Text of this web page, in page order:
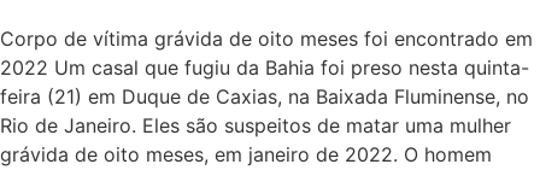
Corpo de vítima grávida de oito meses foi encontrado em
2022 Um casal que fugiu da Bahia foi preso nesta quinta-
feira (21) em Duque de Caxias, na Baixada Fluminense, no
Rio de Janeiro. Eles são suspeitos de matar uma mulher
grávida de oito meses, em janeiro de 2022. O homem